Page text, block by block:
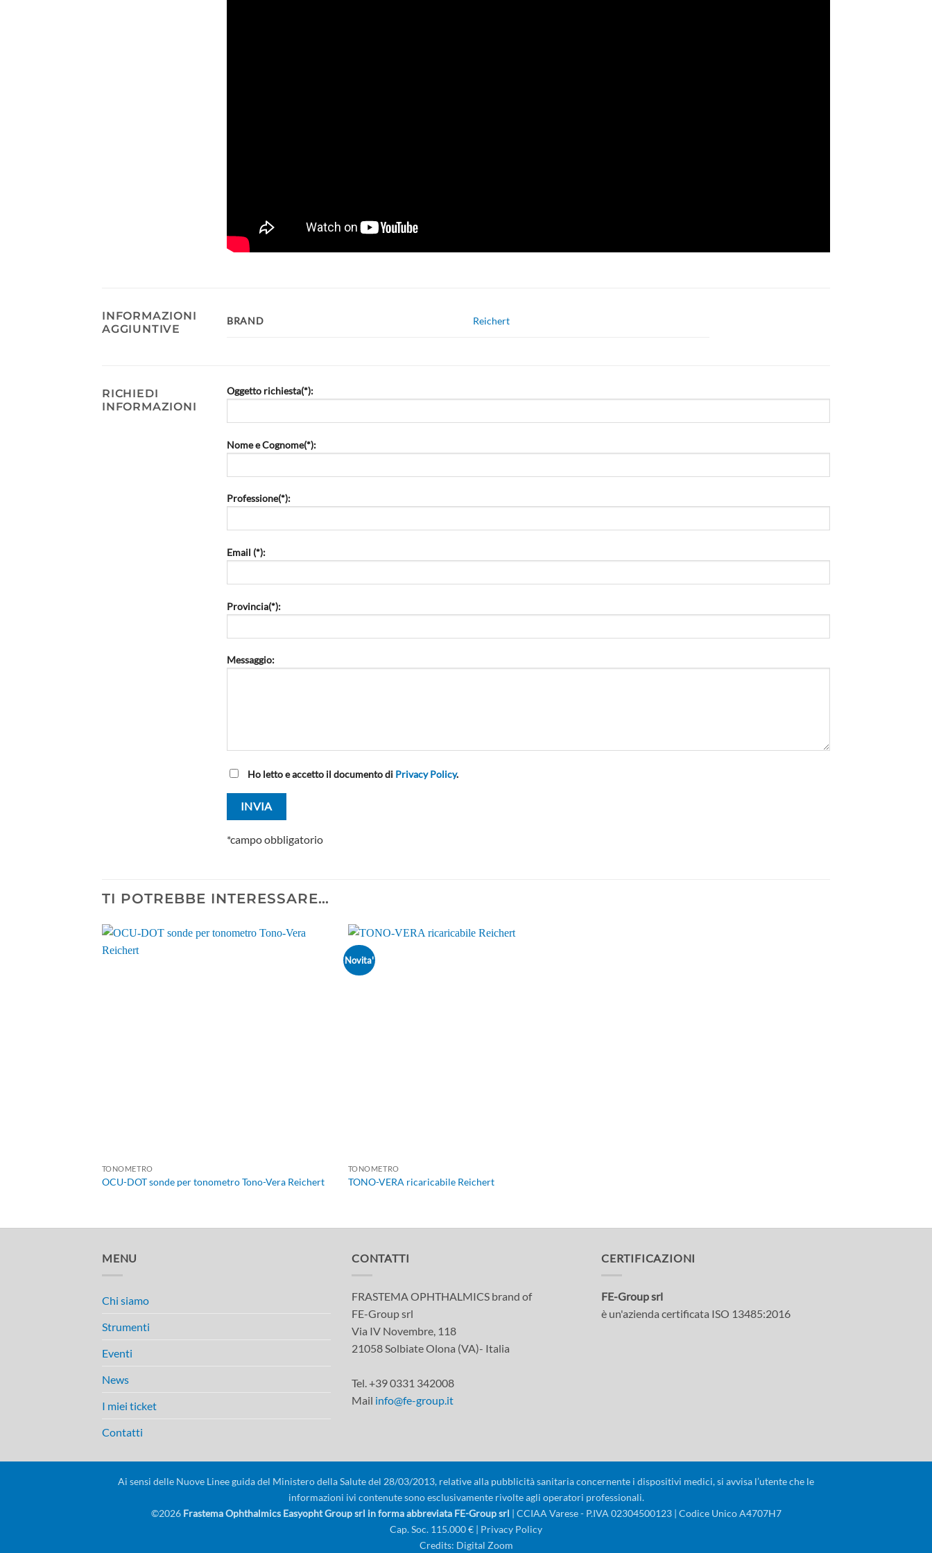
INFORMAZIONI
AGGIUNTIVE
BRAND Reichert
RICHIEDI
INFORMAZIONI
Oggetto richiesta(*):
Nome e Cognome(*):
Professione(*):
Email (*):
Provincia(*):
Messaggio:
Ho letto e accetto il documento di Privacy Policy.
*campo obbligatorio
TI POTREBBE INTERESSARE…
TONOMETRO
OCU-DOT sonde per tonometro Tono-Vera Reichert
Novita'
TONOMETRO
TONO-VERA ricaricabile Reichert
MENU
Chi siamo
Strumenti
Eventi
News
I miei ticket
Contatti
CONTATTI
FRASTEMA OPHTHALMICS brand of
FE-Group srl
Via IV Novembre, 118
21058 Solbiate Olona (VA)- Italia
Tel. +39 0331 342008
Mail info@fe-group.it
CERTIFICAZIONI
FE-Group srl
è un'azienda certificata ISO 13485:2016
Ai sensi delle Nuove Linee guida del Ministero della Salute del 28/03/2013, relative alla pubblicità sanitaria concernente i dispositivi medici, si avvisa l’utente che le
informazioni ivi contenute sono esclusivamente rivolte agli operatori professionali.
©2026 Frastema Ophthalmics Easyopht Group srl in forma abbreviata FE-Group srl | CCIAA Varese - P.IVA 02304500123 | Codice Unico A4707H7
Cap. Soc. 115.000 € | Privacy Policy
Credits: Digital Zoom